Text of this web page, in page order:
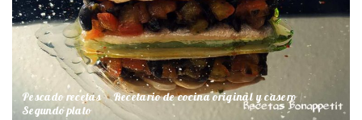
Pescado recetas Recetario de cocina original y casero
Segundo plato